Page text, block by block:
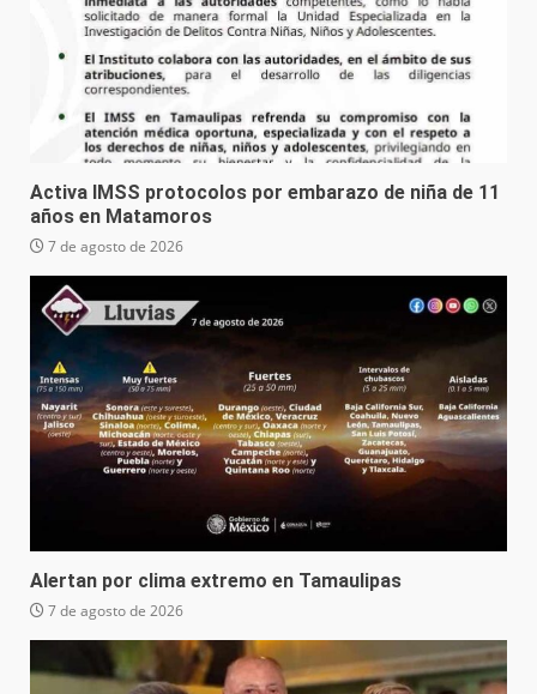
Activa IMSS protocolos por embarazo de niña de 11
años en Matamoros
7 de agosto de 2026
Alertan por clima extremo en Tamaulipas
7 de agosto de 2026